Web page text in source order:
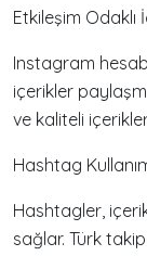
Etkileşim Odaklı
Instagram
içerikler
ve kaliteli
Hashtag
Hashtagler,
sağlar. Türk